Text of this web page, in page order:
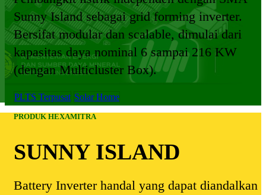
Sunny Island sebagai grid forming inverter.
Bersifat modular dan scalable, dimulai dari
kapasitas daya nominal 6 sampai 216 KW
(dengan Multicluster Box).
PLTS Terpusat Solar Home
PRODUK HEXAMITRA
SUNNY ISLAND
Battery Inverter handal yang dapat diandalkan